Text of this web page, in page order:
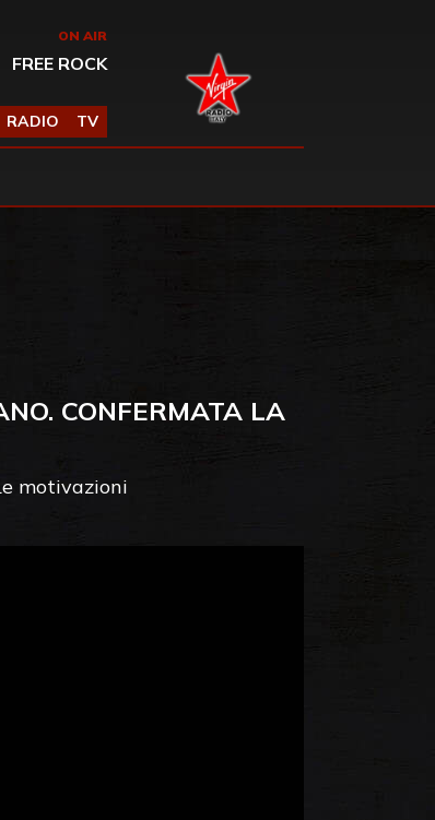
ON AIR
FREE ROCK
RADIO TV
CONFERMATA LA
motivazioni